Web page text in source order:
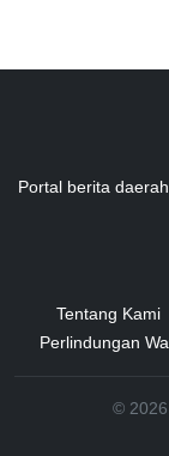
Portal berita
Tentang Kami
Perlindungan
© 2026